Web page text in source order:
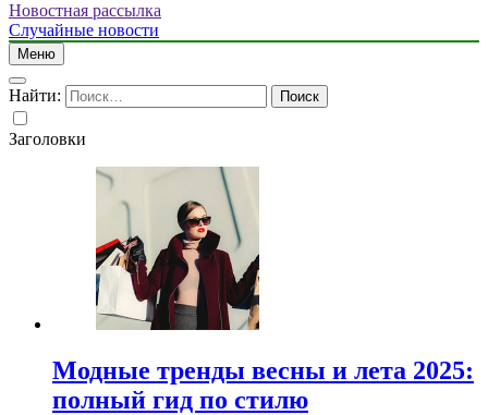
Новостная рассылка
Случайные новости
Меню
Найти:
Заголовки
Модные тренды весны и лета 2025:
полный гид по стилю